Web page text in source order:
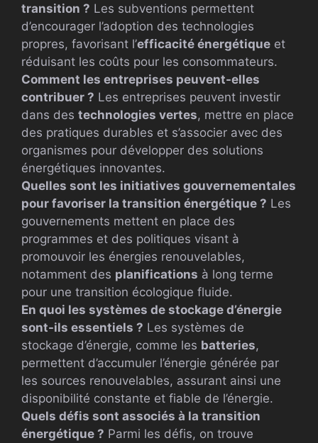
transition ? Les subventions permettent
d’encourager l’adoption des technologies
propres, favorisant l’efficacité énergétique et
réduisant les coûts pour les consommateurs.
Comment les entreprises peuvent-elles
contribuer ? Les entreprises peuvent investir
dans des technologies vertes, mettre en place
des pratiques durables et s’associer avec des
organismes pour développer des solutions
énergétiques innovantes.
Quelles sont les initiatives gouvernementales
pour favoriser la transition énergétique ? Les
gouvernements mettent en place des
programmes et des politiques visant à
promouvoir les énergies renouvelables,
notamment des planifications à long terme
pour une transition écologique fluide.
En quoi les systèmes de stockage d’énergie
sont-ils essentiels ? Les systèmes de
stockage d’énergie, comme les batteries,
permettent d’accumuler l’énergie générée par
les sources renouvelables, assurant ainsi une
disponibilité constante et fiable de l’énergie.
Quels défis sont associés à la transition
énergétique ? Parmi les défis, on trouve